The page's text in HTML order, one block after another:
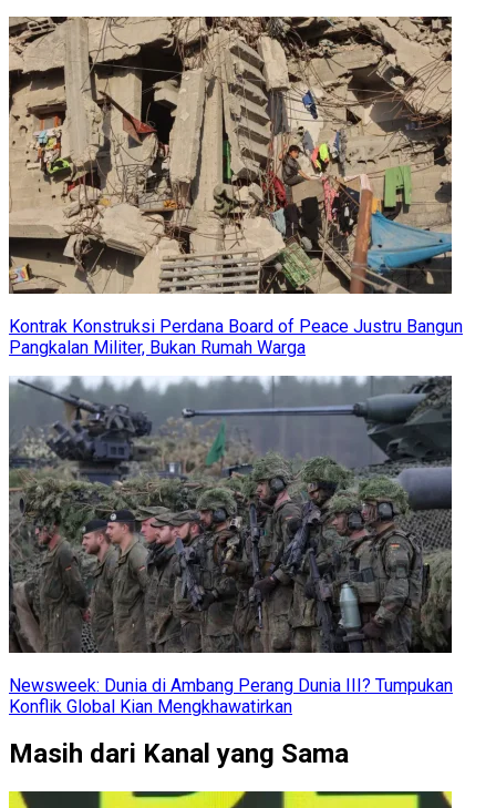
Kontrak Konstruksi Perdana Board of Peace Justru Bangun
Pangkalan Militer, Bukan Rumah Warga
Newsweek: Dunia di Ambang Perang Dunia III? Tumpukan
Konflik Global Kian Mengkhawatirkan
Masih dari Kanal yang Sama